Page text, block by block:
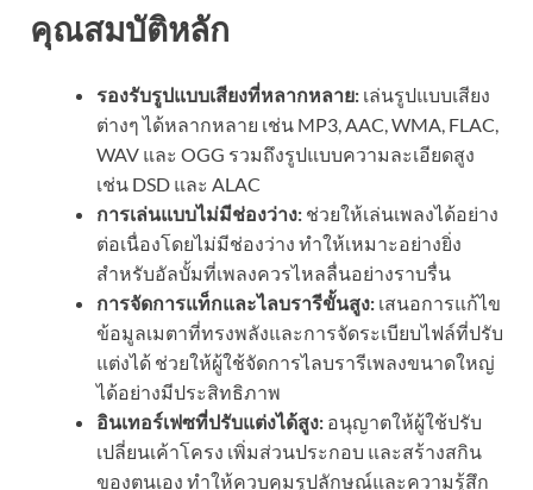
คุณสมบัติหลัก
รองรับรูปแบบเสียงที่หลากหลาย: เล่นรูปแบบเสียง
ต่างๆ ได้หลากหลาย เช่น MP3, AAC, WMA, FLAC,
WAV และ OGG รวมถึงรูปแบบความละเอียดสูง
เช่น DSD และ ALAC
การเล่นแบบไม่มีช่องว่าง: ช่วยให้เล่นเพลงได้อย่าง
ต่อเนื่องโดยไม่มีช่องว่าง ทำให้เหมาะอย่างยิ่ง
สำหรับอัลบั้มที่เพลงควรไหลลื่นอย่างราบรื่น
การจัดการแท็กและไลบรารีขั้นสูง: เสนอการแก้ไข
ข้อมูลเมตาที่ทรงพลังและการจัดระเบียบไฟล์ที่ปรับ
แต่งได้ ช่วยให้ผู้ใช้จัดการไลบรารีเพลงขนาดใหญ่
ได้อย่างมีประสิทธิภาพ
อินเทอร์เฟซที่ปรับแต่งได้สูง: อนุญาตให้ผู้ใช้ปรับ
เปลี่ยนเค้าโครง เพิ่มส่วนประกอบ และสร้างสกิน
ของตนเอง ทำให้ควบคุมรูปลักษณ์และความรู้สึก